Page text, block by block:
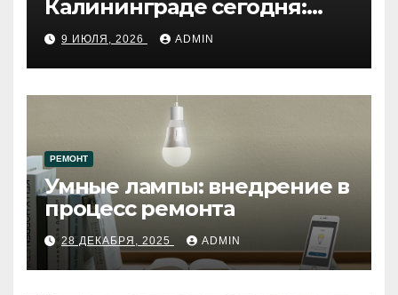
Калининграде сегодня:
путеводитель по самому
западному городу России
9 ИЮЛЯ, 2026 ADMIN
РЕМОНТ
Умные лампы: внедрение в
процесс ремонта
28 ДЕКАБРЯ, 2025 ADMIN